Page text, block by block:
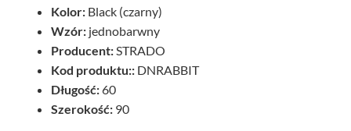
Kolor: Black (czarny)
Wzór: jednobarwny
Producent: STRADO
Kod produktu:: DNRABBIT
Długość:60
Szerokość: 90